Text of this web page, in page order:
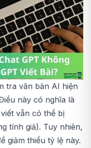
tra văn bản AI hiện
này có nghĩa là
vẫn có thể bị
tính giả). Tuy nhiên,
giảm thiểu tỷ lệ này.